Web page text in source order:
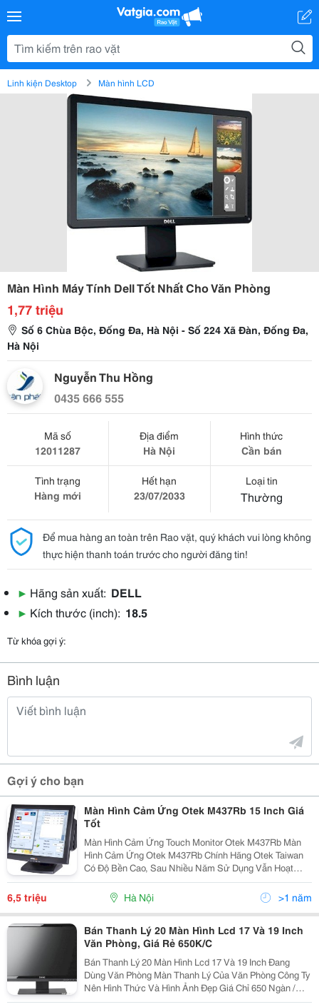
Linh kiện Desktop Màn hình LCD
Màn Hình Máy Tính Dell Tốt Nhất Cho Văn Phòng
1,77 triệu
Số 6 Chùa Bộc, Đống Đa, Hà Nội - Số 224 Xã Đàn, Đống Đa,
Hà Nội
Nguyễn Thu Hồng
0435 666 555
Mã số
12011287
Địa điểm
Hà Nội
Hình thức
Cần bán
Tình trạng
Hàng mới
Hết hạn
23/07/2033
Loại tin
Thường
Để mua hàng an toàn trên Rao vặt, quý khách vui lòng không
thực hiện thanh toán trước cho người đăng tin!
▶ Hãng sản xuất: DELL
▶ Kích thước (inch): 18.5
Từ khóa gợi ý:
Bình luận
Gợi ý cho bạn
Màn Hình Cảm Ứng Otek M437Rb 15 Inch Giá
Tốt
Màn Hình Cảm Ứng Touch Monitor Otek M437Rb Màn
Hình Cảm Ứng Otek M437Rb Chính Hãng Otek Taiwan
Có Độ Bền Cao, Sau Nhiều Năm Sử Dụng Vẫn Hoạt
Động Tốt, Đặc Biệt Cảm Ứng Rất Nhạy, Khác Hẳn So
Với Các Sản Phẩm Chất Lượng Kém Đang Bán Trên Thị
6,5 triệu Hà Nội >1 năm
Bán Thanh Lý 20 Màn Hình Lcd 17 Và 19 Inch
Văn Phòng, Giá Rẻ 650K/C
Bán Thanh Lý 20 Màn Hình Lcd 17 Và 19 Inch Đang
Dùng Văn Phòng Màn Thanh Lý Của Văn Phòng Công Ty
Nên Hình Thức Và Hình Ảnh Đẹp Giá Chỉ 650 Ngàn /
Chiếc Lh: 0986 392 733 - 0978 415 427